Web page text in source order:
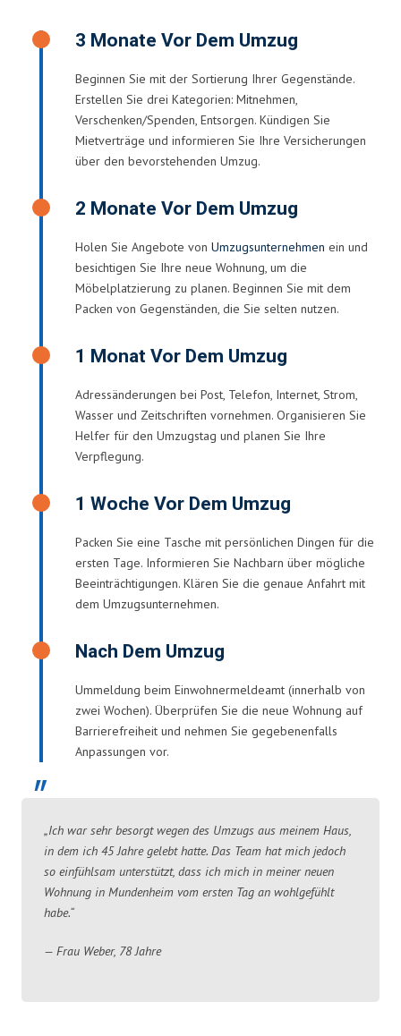
3 Monate Vor Dem Umzug
Beginnen Sie mit der Sortierung Ihrer Gegenstände.
Erstellen Sie drei Kategorien: Mitnehmen,
Verschenken/Spenden, Entsorgen. Kündigen Sie
Mietverträge und informieren Sie Ihre Versicherungen
über den bevorstehenden Umzug.
2 Monate Vor Dem Umzug
Holen Sie Angebote von Umzugsunternehmen ein und
besichtigen Sie Ihre neue Wohnung, um die
Möbelplatzierung zu planen. Beginnen Sie mit dem
Packen von Gegenständen, die Sie selten nutzen.
1 Monat Vor Dem Umzug
Adressänderungen bei Post, Telefon, Internet, Strom,
Wasser und Zeitschriften vornehmen. Organisieren Sie
Helfer für den Umzugstag und planen Sie Ihre
Verpflegung.
1 Woche Vor Dem Umzug
Packen Sie eine Tasche mit persönlichen Dingen für die
ersten Tage. Informieren Sie Nachbarn über mögliche
Beeinträchtigungen. Klären Sie die genaue Anfahrt mit
dem Umzugsunternehmen.
Nach Dem Umzug
Ummeldung beim Einwohnermeldeamt (innerhalb von
zwei Wochen). Überprüfen Sie die neue Wohnung auf
Barrierefreiheit und nehmen Sie gegebenenfalls
Anpassungen vor.
„Ich war sehr besorgt wegen des Umzugs aus meinem Haus,
in dem ich 45 Jahre gelebt hatte. Das Team hat mich jedoch
so einfühlsam unterstützt, dass ich mich in meiner neuen
Wohnung in Mundenheim vom ersten Tag an wohlgefühlt
habe.“
— Frau Weber, 78 Jahre